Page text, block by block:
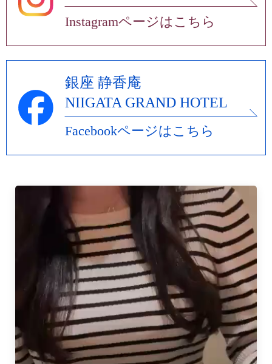
Instagramページはこちら
銀座 静香庵
NIIGATA GRAND HOTEL
Facebookページはこちら